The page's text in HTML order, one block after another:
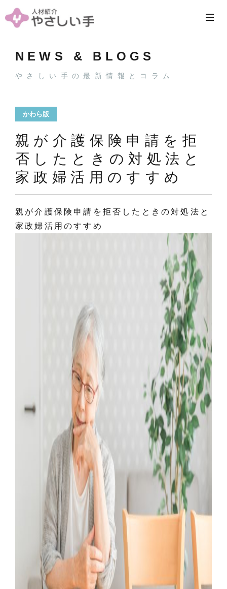
NEWS & BLOGS
やさしい手の最新情報とコラム
かわら版
親が介護保険申請を拒
否したときの対処法と
家政婦活用のすすめ
親が介護保険申請を拒否したときの対処法と
家政婦活用のすすめ